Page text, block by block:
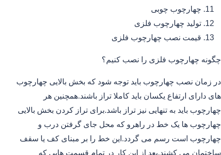
چهارچوب چوبی
تولید چهارچوب فلزی
قیمت نصب چهارچوب فلزی
چگونه چهارچوب فلزی را نصب کنیم؟
در زمان نصب چهارچوب باید توجه شود که بخش بالایی چهارچوب
های دارای ارتفاع یکسان باید کاملا تراز باشند.همچنین هر
چهارچوب باید به تنهایی نیز تراز باشد.برای تراز کردن بخش بالایی
چهارچوب ها یک خط در راهرو که محل جای گرفتن درب و
چهارچوب است رسم می گردد.این خط را بر مبنای کف یا سقف
ساختمان می کشند.بعد از این کار در تمام قسمت هایی که